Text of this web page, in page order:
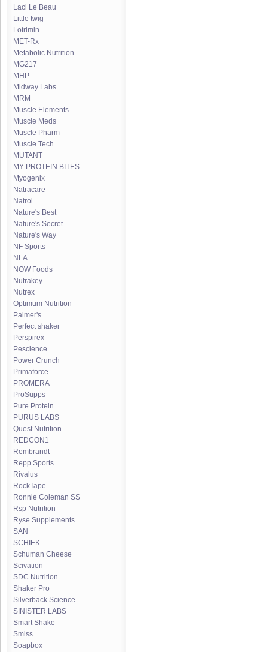
Laci Le Beau
Little twig
Lotrimin
MET-Rx
Metabolic Nutrition
MG217
MHP
Midway Labs
MRM
Muscle Elements
Muscle Meds
Muscle Pharm
Muscle Tech
MUTANT
MY PROTEIN BITES
Myogenix
Natracare
Natrol
Nature's Best
Nature's Secret
Nature's Way
NF Sports
NLA
NOW Foods
Nutrakey
Nutrex
Optimum Nutrition
Palmer's
Perfect shaker
Perspirex
Pescience
Power Crunch
Primaforce
PROMERA
ProSupps
Pure Protein
PURUS LABS
Quest Nutrition
REDCON1
Rembrandt
Repp Sports
Rivalus
RockTape
Ronnie Coleman SS
Rsp Nutrition
Ryse Supplements
SAN
SCHIEK
Schuman Cheese
Scivation
SDC Nutrition
Shaker Pro
Silverback Science
SINISTER LABS
Smart Shake
Smiss
Soapbox